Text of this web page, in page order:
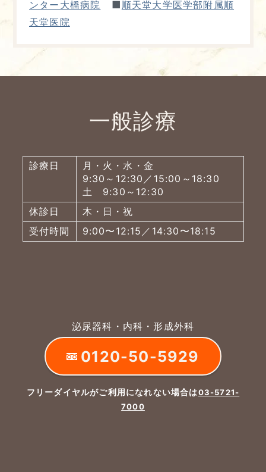
ンター大橋病院
■ 順天堂大学医学部附属順
天堂医院
一般診療
診療日
月・火・水・金
9:30～12:30／15:00～18:30
土 9:30～12:30
休診日
木・日・祝
受付時間
9:00〜12:15／14:30〜18:15
泌尿器科・内科・形成外科
0120-50-5929
フリーダイヤルがご利用になれない場合は03-5721-
7000